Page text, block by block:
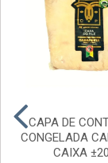
CAPA DE
CONGELADA
CAIXA